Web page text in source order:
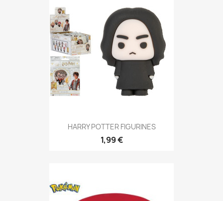
HARRY POTTER FIGURINES
1,99 €